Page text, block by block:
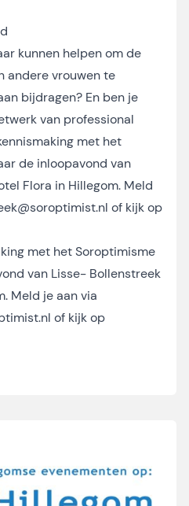
kunnen helpen om de
andere vrouwen te
bijdragen? En ben je
van professional
met het
de inloopavond van
Flora in Hillegom. Meld
of kijk op
met het Soroptimisme
van Lisse- Bollenstreek
Meld je aan via
of kijk op